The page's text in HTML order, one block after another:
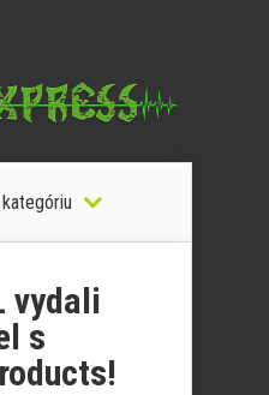
vydali
s